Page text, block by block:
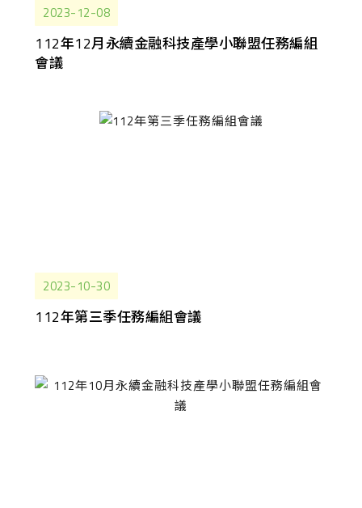
2023-12-08
112年12月永續金融科技產學小聯盟任務編組
會議
2023-10-30
112年第三季任務編組會議